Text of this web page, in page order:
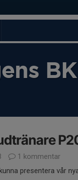
BK
1 kommentar
presentera vår